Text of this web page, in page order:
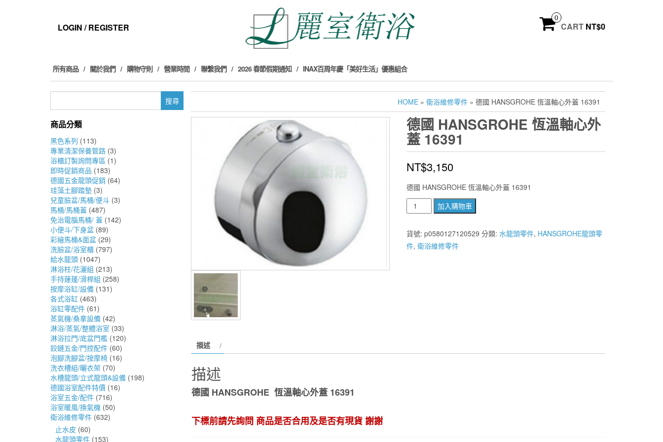
LOGIN / REGISTER
0
CART NT$0
所有商品 關於我們 購物守則 營業時間 聯繫我們 2026 春節假期通知 INAX百周年慶「美好生活」優惠組合
鍵
商品分類
黑色系列 (113)
專業清潔保養管路 (3)
浴櫃訂製詢問專區 (1)
即時促銷商品 (183)
德國五金龍頭促銷 (64)
珪藻土腳踏墊 (3)
兒童臉盆/馬桶/便斗 (3)
馬桶/馬桶蓋 (487)
免治電腦馬桶/ 蓋 (142)
小便斗/下身盆 (89)
彩繪馬桶&面盆 (29)
洗臉盆/浴室櫃 (797)
給水龍頭 (1047)
淋浴柱/花灑組 (213)
手持蓮蓬/滑桿組 (258)
按摩浴缸/設備 (131)
各式浴缸 (463)
浴缸零配件 (61)
蒸氣機/桑拿設備 (42)
淋浴/蒸氣/整體浴室 (33)
淋浴拉門/底盆門檻 (120)
鉸鏈五金/門控配件 (60)
泡腳洗腳盆/按摩椅 (16)
洗衣槽組/曬衣架 (70)
水槽龍頭/立式龍頭&設備 (198)
德國浴室配件特價 (16)
浴室五金/配件 (716)
浴室暖風/換氣機 (50)
衛浴維修零件 (632)
止水皮 (60)
水龍頭零件 (153)
HOME » 衛浴維修零件 » 德國 HANSGROHE 恆溫軸心外蓋 16391
德國 HANSGROHE 恆溫軸心外
蓋 16391
NT$3,150
德國 HANSGROHE 恆溫軸心外蓋 16391
國
HANSGROHE
恆
溫
加入購物車
貨號: p0580127120529 分類: 水龍頭零件, HANSGROHE龍頭零
件, 衛浴維修零件
描述
描述
德國 HANSGROHE 恆溫軸心外蓋 16391
下標前請先詢問 商品是否合用及是否有現貨 謝謝